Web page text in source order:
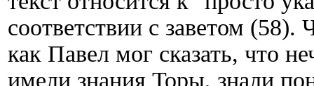
соответствии с заветом (58).
как Павел мог сказать, что
имели знания Торы, знали